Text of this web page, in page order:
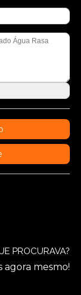
PROCURAVA?
agora mesmo!